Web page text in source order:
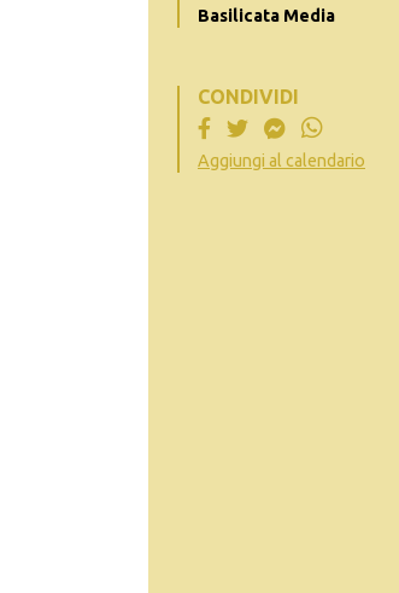
Basilicata Media
CONDIVIDI
Aggiungi al calendario